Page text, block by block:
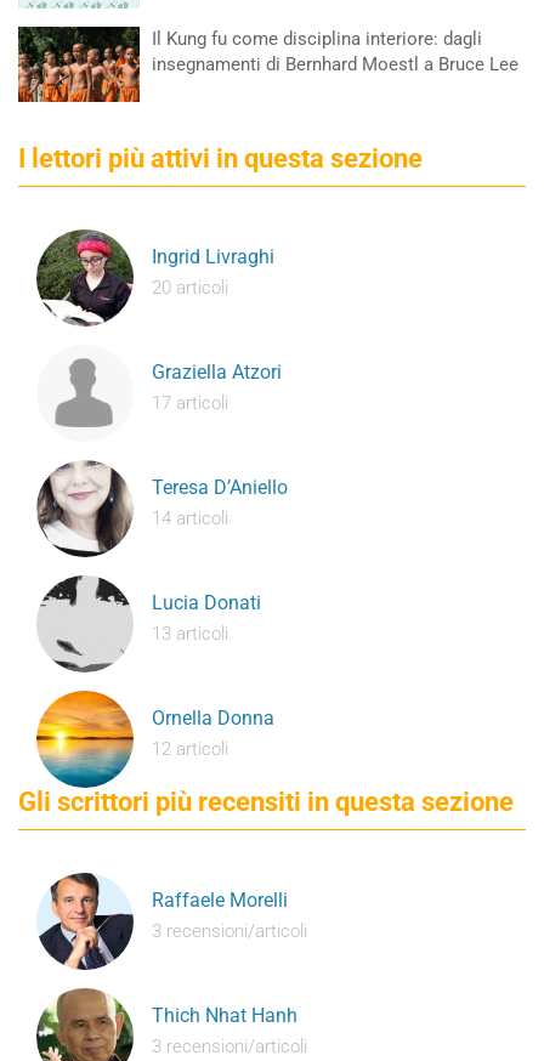
Il Kung fu come disciplina interiore: dagli
insegnamenti di Bernhard Moestl a Bruce Lee
I lettori più attivi in questa sezione
Ingrid Livraghi
20 articoli
Graziella Atzori
17 articoli
Teresa D’Aniello
14 articoli
Lucia Donati
13 articoli
Ornella Donna
12 articoli
Gli scrittori più recensiti in questa sezione
Raffaele Morelli
3 recensioni/articoli
Thich Nhat Hanh
3 recensioni/articoli